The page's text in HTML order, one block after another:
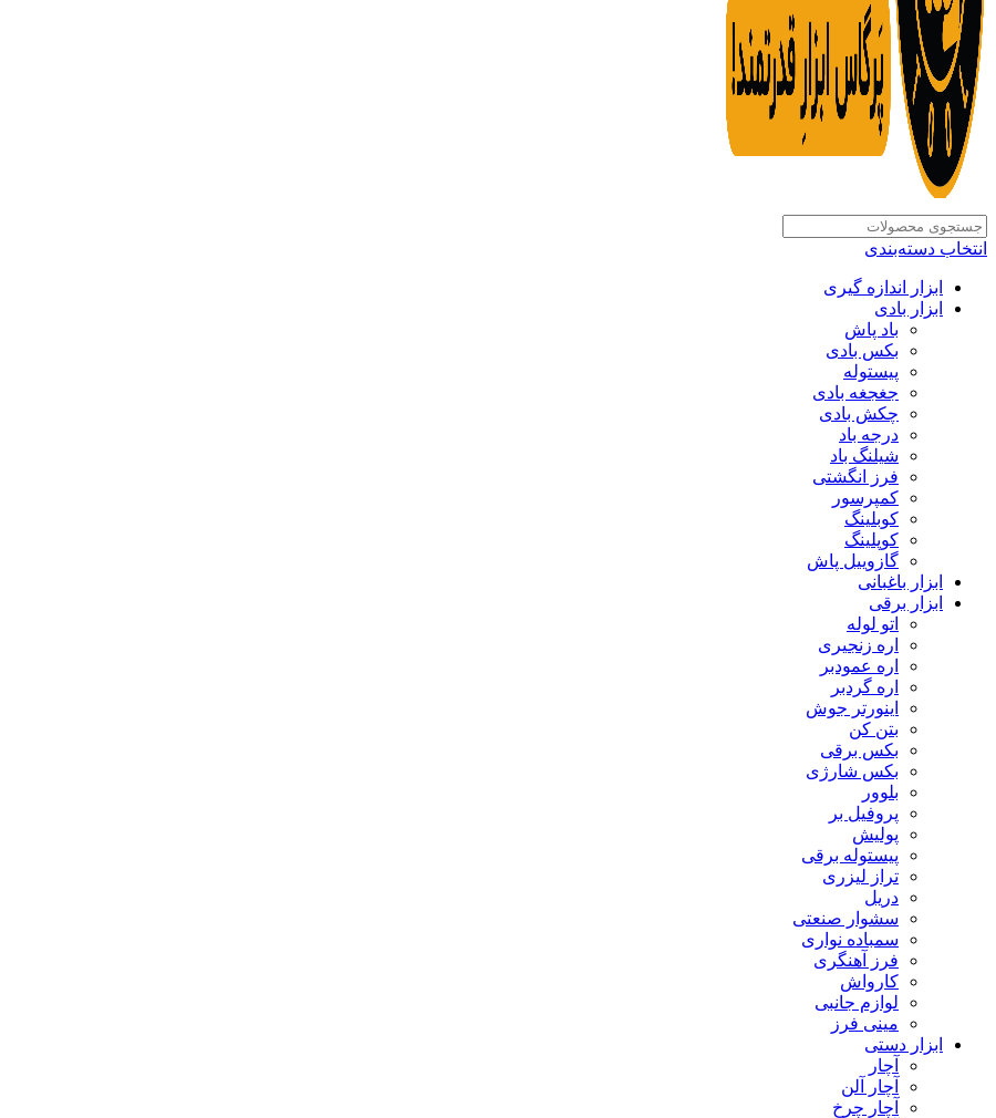
انتخاب دسته‌بندی
ابزار اندازه گیری
ابزار بادی
باد پاش
بکس بادی
پیستوله
جغجغه بادی
چکش بادی
درجه باد
شیلنگ باد
فرز انگشتی
کمپرسور
کوبلینگ
کوپلینگ
گازوییل پاش
ابزار باغبانی
ابزار برقی
اتو لوله
اره زنجیری
اره عمودبر
اره گردبر
اینورتر جوش
بتن کن
بکس برقی
بکس شارژی
بلوور
پروفیل بر
پولیش
پیستوله برقی
تراز لیزری
دریل
سشوار صنعتی
سمباده نواری
فرز آهنگری
کارواش
لوازم جانبی
مینی فرز
ابزار دستی
آچار
آچار آلن
آچار چرخ